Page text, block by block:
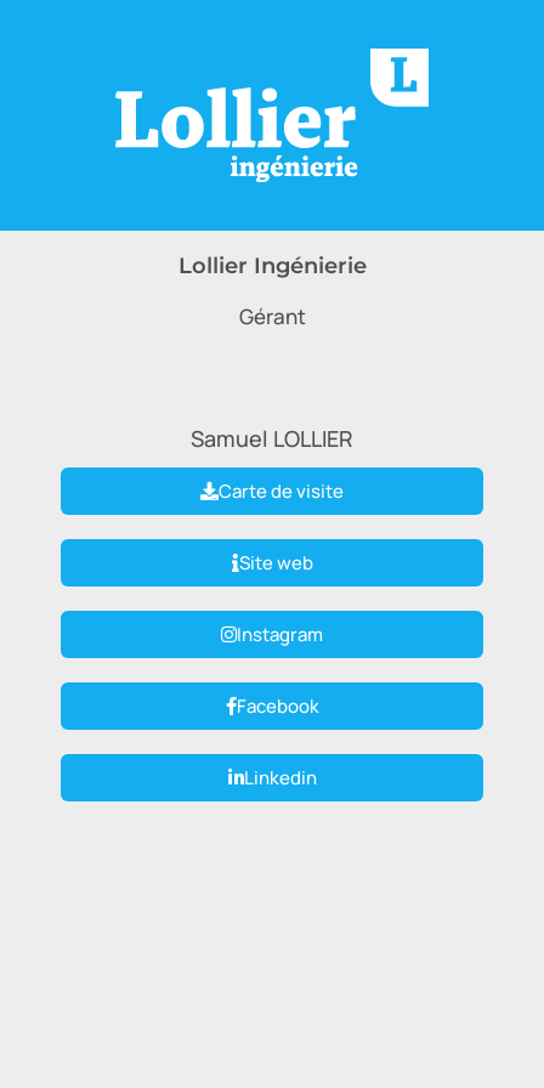
Lollier Ingénierie
Gérant
Samuel LOLLIER
Carte de visite
Site web
Instagram
Facebook
Linkedin